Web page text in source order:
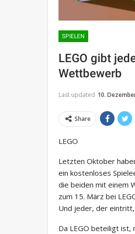
SPIELEN
LEGO gibt
Wettbewerb
Last updated 10.
Share
LEGO
Letzten Oktober
ein kostenloses
die beiden mit einem
zum 15. März bei
Und jeder, der
Da LEGO beteiligt ist,